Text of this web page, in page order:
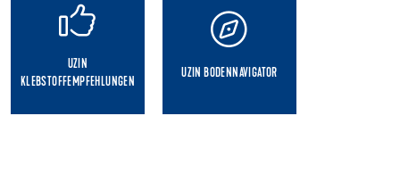
UZIN
KLEBSTOFFEMPFEHLUNGEN
UZIN BODENNAVIGATOR